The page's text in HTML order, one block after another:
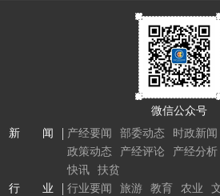
微信公众号
新 闻
产经要闻 部委动态 时政新闻
政策动态
产经评论 产经分析
快讯
扶贫
行 业
行业要闻 旅游 教育 农业